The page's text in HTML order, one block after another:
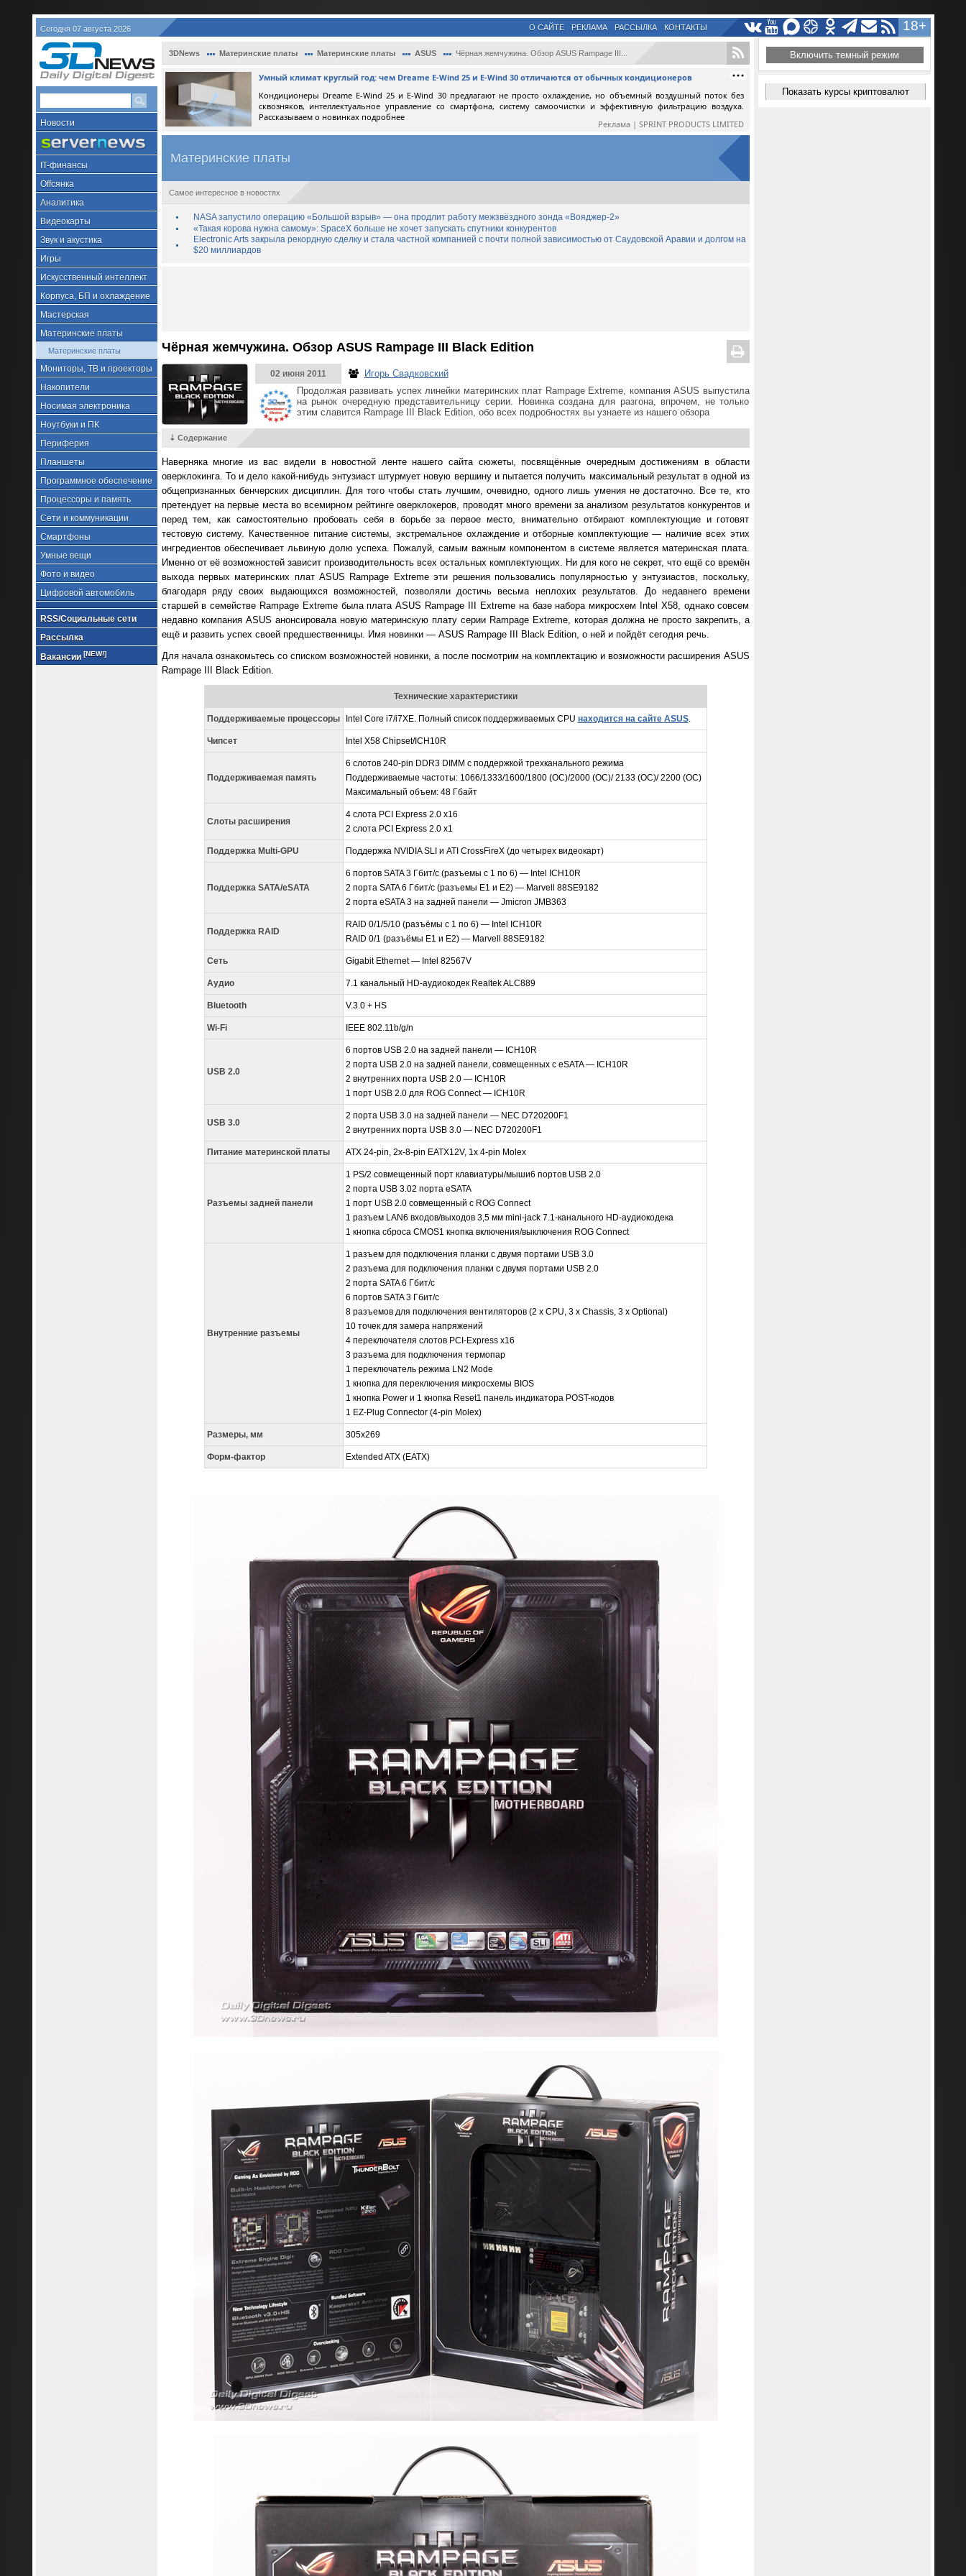
Сегодня 07 августа 2026 18+
О САЙТЕ РЕКЛАМА РАССЫЛКА КОНТАКТЫ
Новости
IT-финансы
Offсянка
Аналитика
Видеокарты
Звук и акустика
Игры
Искусственный интеллект
Корпуса, БП и охлаждение
Мастерская
Материнские платы
Материнские платы
Мониторы, ТВ и проекторы
Накопители
Носимая электроника
Ноутбуки и ПК
Периферия
Планшеты
Программное обеспечение
Процессоры и память
Сети и коммуникации
Смартфоны
Умные вещи
Фото и видео
Цифровой автомобиль
RSS/Социальные сети
Рассылка
Вакансии [NEW!]
3DNews Материнские платы Материнские платы ASUS Чёрная жемчужина. Обзор ASUS Rampage III...
Умный климат круглый год: чем Dreame E-Wind 25 и E-Wind 30 отличаются от обычных кондиционеров
Кондиционеры Dreame E-Wind 25 и E-Wind 30 предлагают не просто охлаждение, но объемный воздушный поток без
сквозняков, интеллектуальное управление со смартфона, систему самоочистки и эффективную фильтрацию воздуха.
Рассказываем о новинках подробнее
Реклама | SPRINT PRODUCTS LIMITED
Материнские платы
Самое интересное в новостях
NASA запустило операцию «Большой взрыв» — она продлит работу межзвёздного зонда «Вояджер-2»
«Такая корова нужна самому»: SpaceX больше не хочет запускать спутники конкурентов
Electronic Arts закрыла рекордную сделку и стала частной компанией с почти полной зависимостью от Саудовской Аравии и долгом на
$20 миллиардов
Чёрная жемчужина. Обзор ASUS Rampage III Black Edition
02 июня 2011
Игорь Свадковский
Продолжая развивать успех линейки материнских плат Rampage Extreme, компания ASUS выпустила
на рынок очередную представительницу серии. Новинка создана для разгона, впрочем, не только
этим славится Rampage III Black Edition, обо всех подробностях вы узнаете из нашего обзора
⇣ Содержание
Наверняка многие из вас видели в новостной ленте нашего сайта сюжеты, посвящённые очередным достижениям в области
оверклокинга. То и дело какой-нибудь энтузиаст штурмует новую вершину и пытается получить максимальный результат в одной из
общепризнанных бенчерских дисциплин. Для того чтобы стать лучшим, очевидно, одного лишь умения не достаточно. Все те, кто
претендует на первые места во всемирном рейтинге оверклокеров, проводят много времени за анализом результатов конкурентов и
перед тем, как самостоятельно пробовать себя в борьбе за первое место, внимательно отбирают комплектующие и готовят
тестовую систему. Качественное питание системы, экстремальное охлаждение и отборные комплектующие — наличие всех этих
ингредиентов обеспечивает львиную долю успеха. Пожалуй, самым важным компонентом в системе является материнская плата.
Именно от её возможностей зависит производительность всех остальных комплектующих. Ни для кого не секрет, что ещё со времён
выхода первых материнских плат ASUS Rampage Extreme эти решения пользовались популярностью у энтузиастов, поскольку,
благодаря ряду своих выдающихся возможностей, позволяли достичь весьма неплохих результатов. До недавнего времени
старшей в семействе Rampage Extreme была плата ASUS Rampage III Extreme на базе набора микросхем Intel X58, однако совсем
недавно компания ASUS анонсировала новую материнскую плату серии Rampage Extreme, которая должна не просто закрепить, а
ещё и развить успех своей предшественницы. Имя новинки — ASUS Rampage III Black Edition, о ней и пойдёт сегодня речь.
Для начала ознакомьтесь со списком возможностей новинки, а после посмотрим на комплектацию и возможности расширения ASUS
Rampage III Black Edition.
Технические характеристики
Поддерживаемые процессоры Intel Core i7/i7XE. Полный список поддерживаемых CPU находится на сайте ASUS.
Чипсет Intel X58 Chipset/ICH10R
Поддерживаемая память
6 слотов 240-pin DDR3 DIMM с поддержкой трехканального режима
Поддерживаемые частоты: 1066/1333/1600/1800 (OC)/2000 (OC)/ 2133 (OC)/ 2200 (OC)
Максимальный объем: 48 Гбайт
Слоты расширения
4 слота PCI Express 2.0 x16
2 слота PCI Express 2.0 x1
Поддержка Multi-GPU Поддержка NVIDIA SLI и ATI CrossFireX (до четырех видеокарт)
Поддержка SATA/eSATA
6 портов SATA 3 Гбит/с (разъемы с 1 по 6) — Intel ICH10R
2 порта SATA 6 Гбит/с (разъемы E1 и E2) — Marvell 88SE9182
2 порта eSATA 3 на задней панели — Jmicron JMB363
Поддержка RAID
RAID 0/1/5/10 (разъёмы с 1 по 6) — Intel ICH10R
RAID 0/1 (разъёмы E1 и E2) — Marvell 88SE9182
Сеть Gigabit Ethernet — Intel 82567V
Аудио 7.1 канальный HD-аудиокодек Realtek ALC889
Bluetooth V.3.0 + HS
Wi-Fi IEEE 802.11b/g/n
USB 2.0
6 портов USB 2.0 на задней панели — ICH10R
2 порта USB 2.0 на задней панели, совмещенных с eSATA — ICH10R
2 внутренних порта USB 2.0 — ICH10R
1 порт USB 2.0 для ROG Connect — ICH10R
USB 3.0
2 порта USB 3.0 на задней панели — NEC D720200F1
2 внутренних порта USB 3.0 — NEC D720200F1
Питание материнской платы ATX 24-pin, 2x-8-pin EATX12V, 1x 4-pin Molex
Разъемы задней панели
1 PS/2 совмещенный порт клавиатуры/мыши6 портов USB 2.0
2 порта USB 3.02 порта eSATA
1 порт USB 2.0 совмещенный с ROG Connect
1 разъем LAN6 входов/выходов 3,5 мм mini-jack 7.1-канального HD-аудиокодека
1 кнопка сброса CMOS1 кнопка включения/выключения ROG Connect
Внутренние разъемы
1 разъем для подключения планки с двумя портами USB 3.0
2 разъема для подключения планки с двумя портами USB 2.0
2 порта SATA 6 Гбит/c
6 портов SATA 3 Гбит/с
8 разъемов для подключения вентиляторов (2 x CPU, 3 x Chassis, 3 x Optional)
10 точек для замера напряжений
4 переключателя слотов PCI-Express x16
3 разъема для подключения термопар
1 переключатель режима LN2 Mode
1 кнопка для переключения микросхемы BIOS
1 кнопка Power и 1 кнопка Reset1 панель индикатора POST-кодов
1 EZ-Plug Connector (4-pin Molex)
Размеры, мм 305х269
Форм-фактор Extended ATX (EATX)
Включить темный режим
Показать курсы криптовалют